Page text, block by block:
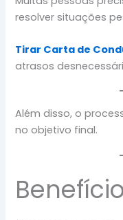
resolver situações
Tirar Carta de
atrasos
Além disso, o
no objetivo final.